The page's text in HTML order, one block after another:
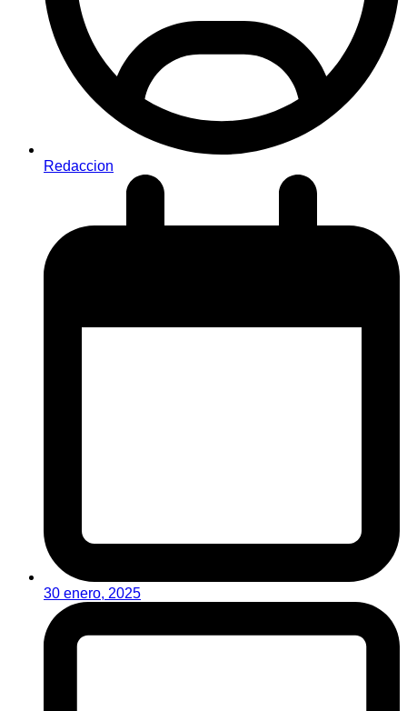
Redaccion
30 enero, 2025